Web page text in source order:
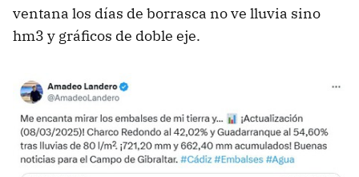
ventana los días de borrasca no ve lluvia sino
hm3 y gráficos de doble eje.